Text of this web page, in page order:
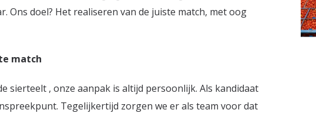
Ons doel? Het realiseren van de juiste match, met oog
match
sierteelt , onze aanpak is altijd persoonlijk. Als kandidaat
Tegelijkertijd zorgen we er als team voor dat